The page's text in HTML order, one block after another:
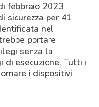
febbraio 2023
sicurezza per 41
nel
portare
senza la
di esecuzione. Tutti i
i dispositivi